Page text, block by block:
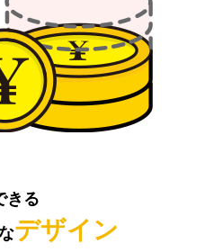
きる
デザイン